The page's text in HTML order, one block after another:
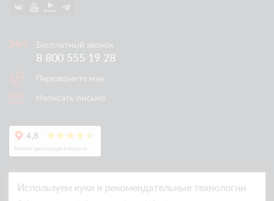
Бесплатный звонок
8 800 555 19 28
Перезвоните мне
Написать письмо
Используем куки и рекомендательные технологии